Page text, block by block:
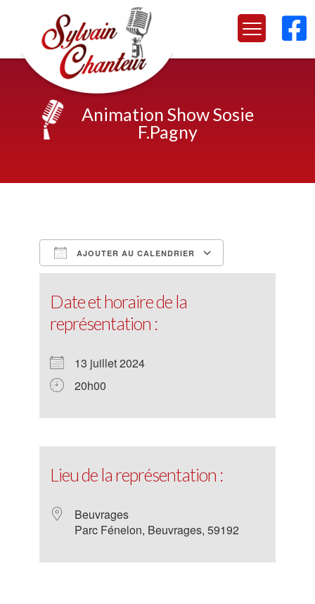

Animation Show Sosie
F.Pagny
AJOUTER AU CALENDRIER
Date et horaire de la
représentation :
13 juillet 2024
20h00
Lieu de la représentation :
Beuvrages
Parc Fénelon, Beuvrages, 59192